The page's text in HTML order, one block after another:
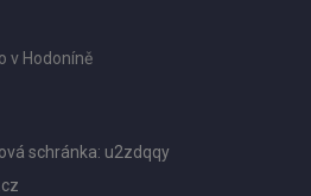
v Hodoníně
schránka: u2zdqqy